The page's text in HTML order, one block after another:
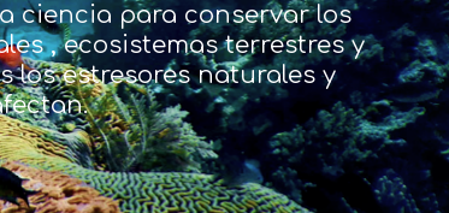
ciencia para conservar los
, ecosistemas terrestres y
los estresores naturales y